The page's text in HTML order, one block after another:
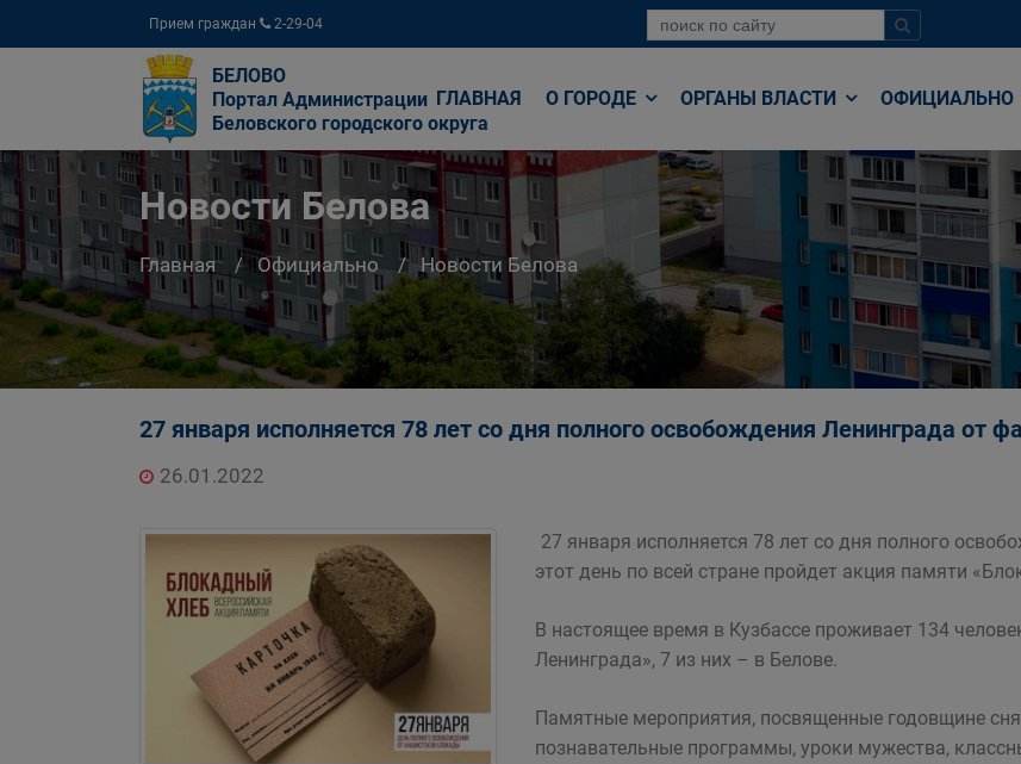
Прием граждан 2-29-04
БЕЛОВО
Портал Администрации
Беловского городского округа
ГЛАВНАЯ О ГОРОДЕ ОРГАНЫ ВЛАСТИ ОФИЦИАЛЬНО
Новости Белова
Главная Официально Новости Белова
27 января исполняется 78 лет со дня полного освобождения Ленинграда от
26.01.2022
27 января исполняется 78 лет со дня полного
этот день по всей стране пройдет акция памяти
В настоящее время в Кузбассе проживает 134
Ленинграда», 7 из них – в Белове.
Памятные мероприятия, посвященные годовщине
познавательные программы, уроки мужества,